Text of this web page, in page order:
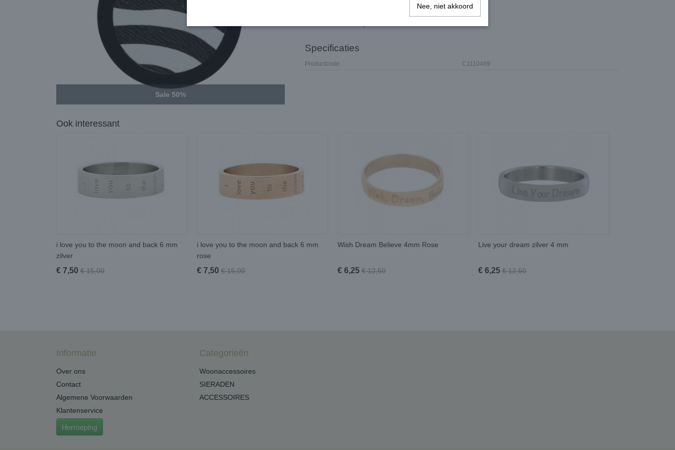
Sale 50%
Specificaties
Productcode C1110499
Ook interessant
i love you to the moon and back 6 mm
zilver
€ 7,50 € 15,00
i love you to the moon and back 6 mm
rose
€ 7,50 € 15,00
Wish Dream Believe 4mm Rose
€ 6,25 € 12,50
Live your dream zilver 4 mm
€ 6,25 € 12,50
Informatie
Over ons
Contact
Algemene Voorwaarden
Klantenservice
Herroeping
Categorieën
Woonaccessoires
SIERADEN
ACCESSOIRES
Nee, niet akkoord